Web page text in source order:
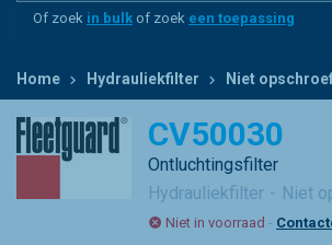
Of zoek in bulk of zoek een toepassing
Home Hydrauliekfilter Niet
CV50030
Ontluchtingsfilter
Hydrauliekfilter
Niet
Niet in voorraad -